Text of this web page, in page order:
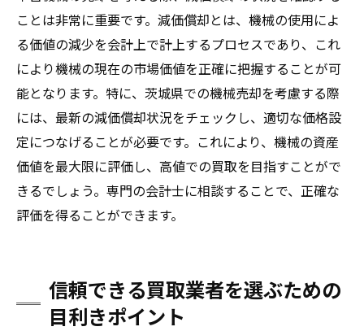
ことは非常に重要です。減価償却とは、機械の使用によ
る価値の減少を会計上で計上するプロセスであり、これ
により機械の現在の市場価値を正確に把握することが可
能となります。特に、茨城県での機械売却を考慮する際
には、最新の減価償却状況をチェックし、適切な価格設
定につなげることが必要です。これにより、機械の資産
価値を最大限に評価し、高値での買取を目指すことがで
きるでしょう。専門の会計士に相談することで、正確な
評価を得ることができます。
信頼できる買取業者を選ぶための
目利きポイント